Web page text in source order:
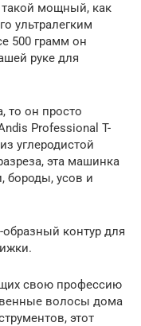
такой мощный, как
ультралегким
500 грамм он
руке для
то он просто
Professional T-
углеродистой
эта машинка
бороды, усов и
контур для
свою профессию
волосы дома
этот